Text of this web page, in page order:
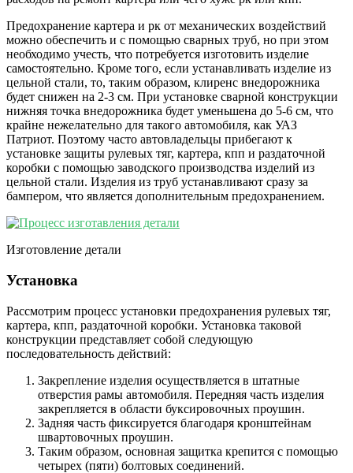
Предохранение картера и рк от механических воздействий
можно обеспечить и с помощью сварных труб, но при этом
необходимо учесть, что потребуется изготовить изделие
самостоятельно. Кроме того, если устанавливать изделие из
цельной стали, то, таким образом, клиренс внедорожника
будет снижен на 2-3 см. При установке сварной конструкции
нижняя точка внедорожника будет уменьшена до 5-6 см, что
крайне нежелательно для такого автомобиля, как УАЗ
Патриот. Поэтому часто автовладельцы прибегают к
установке защиты рулевых тяг, картера, кпп и раздаточной
коробки с помощью заводского производства изделий из
цельной стали. Изделия из труб устанавливают сразу за
бампером, что является дополнительным предохранением.
Изготовление детали
Установка
Рассмотрим процесс установки предохранения рулевых тяг,
картера, кпп, раздаточной коробки. Установка таковой
конструкции представляет собой следующую
последовательность действий:
Закрепление изделия осуществляется в штатные
отверстия рамы автомобиля. Передняя часть изделия
закрепляется в области буксировочных проушин.
Задняя часть фиксируется благодаря кронштейнам
швартовочных проушин.
Таким образом, основная защитка крепится с помощью
четырех (пяти) болтовых соединений.